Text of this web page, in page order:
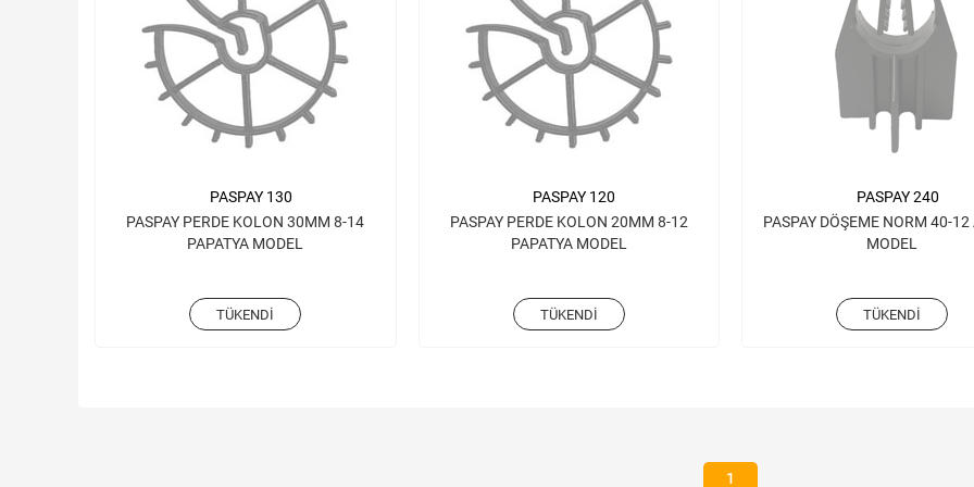
PASPAY PERDE KOLON 30MM 8-14
PAPATYA MODEL
PASPAY 130
TÜKENDI
PASPAY PERDE KOLON 20MM 8-12
PAPATYA MODEL
PASPAY 120
TÜKENDI
PASPAY DÖŞEME NORM 40-12
MODEL
PASPAY 240
TÜKENDI
1